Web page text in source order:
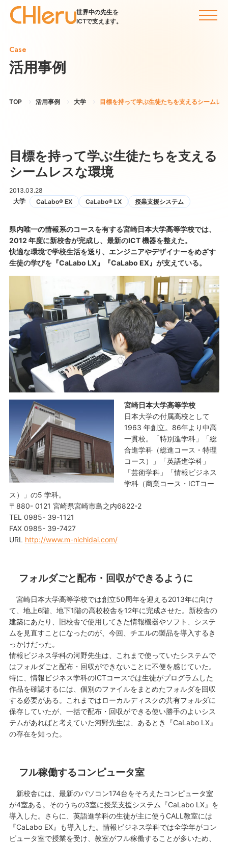
世界中の先生を
ICTで支えます。
Case
活用事例
TOP 活用事例 大学 目標を持って学ぶ生徒たちを支えるシームレ
目標を持って学ぶ生徒たちを支える
シームレスな環境
2013.03.28
大学
CaLabo® EX CaLabo® LX 授業支援システム
県内唯一の情報系のコースを有する宮崎日本大学高等学校では、
2012 年度に新校舎が完成し、最新のICT 機器を整えた。
快適な環境で学校生活を送り、エンジニアやデザイナーをめざす
生徒の学びを『CaLabo LX』『CaLabo EX』が支えている。
宮崎日本大学高等学校
日本大学の付属高校として
1963 年創立。86年より中高
一貫校。「特別進学科」「総
合進学科（総進コース・特理
コース）」「英語進学科」
「芸術学科」「情報ビジネス
学科（商業コース・ICTコー
ス）」の5 学科。
〒880- 0121 宮崎県宮崎市島之内6822-2
TEL 0985- 39-1121
FAX 0985- 39-7427
URL http://www.m-nichidai.com/
フォルダごと配布・回収ができるように
宮崎日本大学高等学校では創立50周年を迎える2013年に向け
て、地上6階、地下1階の高校校舎を12年に完成させた。新校舎の
建築にあたり、旧校舎で使用してきた情報機器やソフト、システ
ムを見直すことになったのが、今回、チエルの製品を導入するき
っかけだった。
情報ビジネス学科の河野先生は、これまで使っていたシステムで
はフォルダごと配布・回収ができないことに不便を感じていた。
特に、情報ビジネス学科のICTコースでは生徒がプログラムした
作品を確認するには、個別のファイルをまとめたフォルダを回収
する必要がある。これまではローカルディスクの共有フォルダに
保存していたが、一括で配布・回収ができる使い勝手のよいシス
テムがあればと考えていた河野先生は、あるとき『CaLabo LX』
の存在を知った。
フル稼働するコンピュータ室
新校舎には、最新のパソコン174台をそろえたコンピュータ室
が4室ある。そのうちの3室に授業支援システム『CaLabo LX』を
導入した。さらに、英語進学科の生徒が主に使うCALL教室には
『CaLabo EX』も導入した。情報ビジネス学科では全学年がコン
ピュータ室で授業を受け、教室がフル稼働することが多いため、